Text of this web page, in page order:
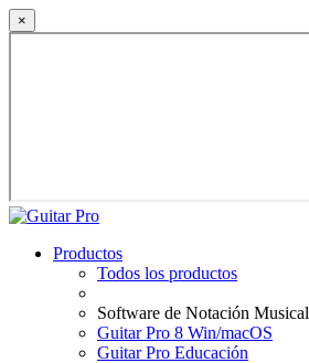
×
Productos
Todos los productos
Software de Notación Musical
Guitar Pro 8 Win/macOS
Guitar Pro Educación